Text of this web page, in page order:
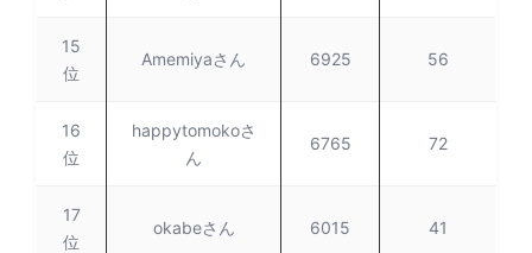
15
位
Amemiyaさん 6925 56
16
位
happytomokoさ
ん
6765 72
17
位
okabeさん 6015 41